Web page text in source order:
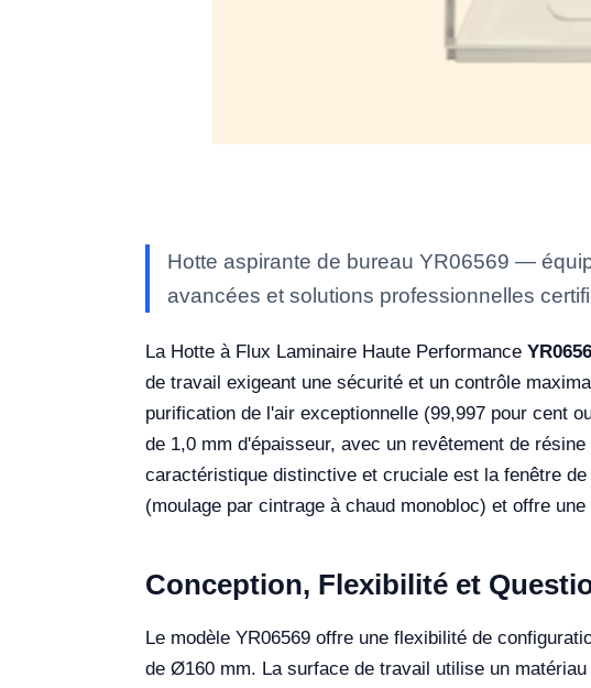
Hotte aspirante de bureau YR06569 —
avancées et solutions professionnelles
La Hotte à Flux Laminaire Haute Performance
de travail exigeant une sécurité et un contrôle
purification de l'air exceptionnelle (99,997 pour cent
de 1,0 mm d'épaisseur, avec un revêtement de
caractéristique distinctive et cruciale est la fenêtre
(moulage par cintrage à chaud monobloc) et offre
Conception, Flexibilité et
Le modèle YR06569 offre une flexibilité de
de Ø160 mm. La surface de travail utilise un